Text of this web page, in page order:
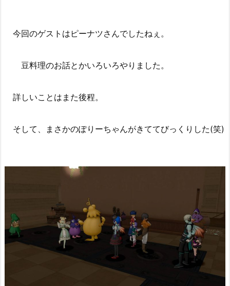
今回のゲストはピーナツさんでしたねぇ。
豆料理のお話とかいろいろやりました。
詳しいことはまた後程。
そして、まさかのぽりーちゃんがきててびっくりした(笑)